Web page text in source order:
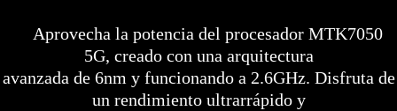
Aprovecha la potencia del procesador MTK7050
5G, creado con una arquitectura
avanzada de 6nm y funcionando a 2.6GHz. Disfruta de
un rendimiento ultrarrápido y